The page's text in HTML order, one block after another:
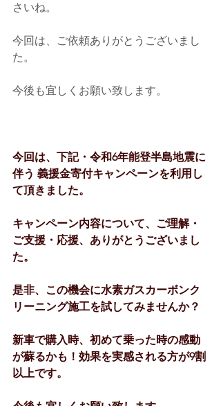
さいね。
今回は、ご依頼ありがとうございまし
た。
今後も宜しくお願い致します。
今回は、下記・令和6年能登半島地震に
伴う 義援金寄付キャンペーンを利用し
て頂きました。
キャンペーン内容について、ご理解・
ご支援・応援、ありがとうございまし
た。
是非、この機会に水素ガスカーボンク
リーニング施工を試してみませんか？
新車で購入時、初めて乗った時の感動
が蘇るかも！効果を実感される方が9割
以上です。